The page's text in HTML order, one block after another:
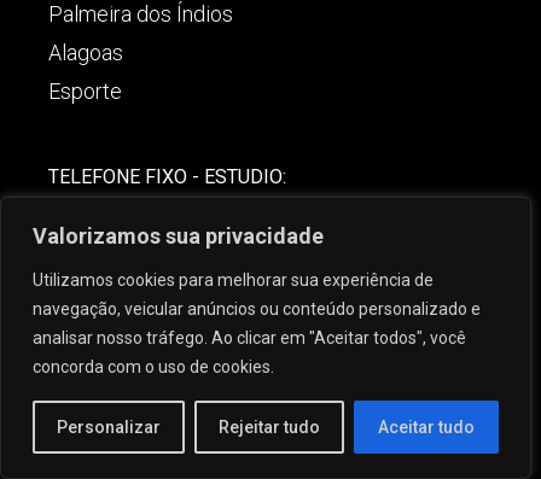
Valorizamos sua privacidade
Utilizamos cookies para melhorar sua experiência de
navegação, veicular anúncios ou conteúdo personalizado e
analisar nosso tráfego. Ao clicar em "Aceitar todos", você
concorda com o uso de cookies.
Personalizar Rejeitar tudo Aceitar tudo
Palmeira dos Índios
Alagoas
Esporte
TELEFONE FIXO - ESTUDIO:
(82) 99621-8806